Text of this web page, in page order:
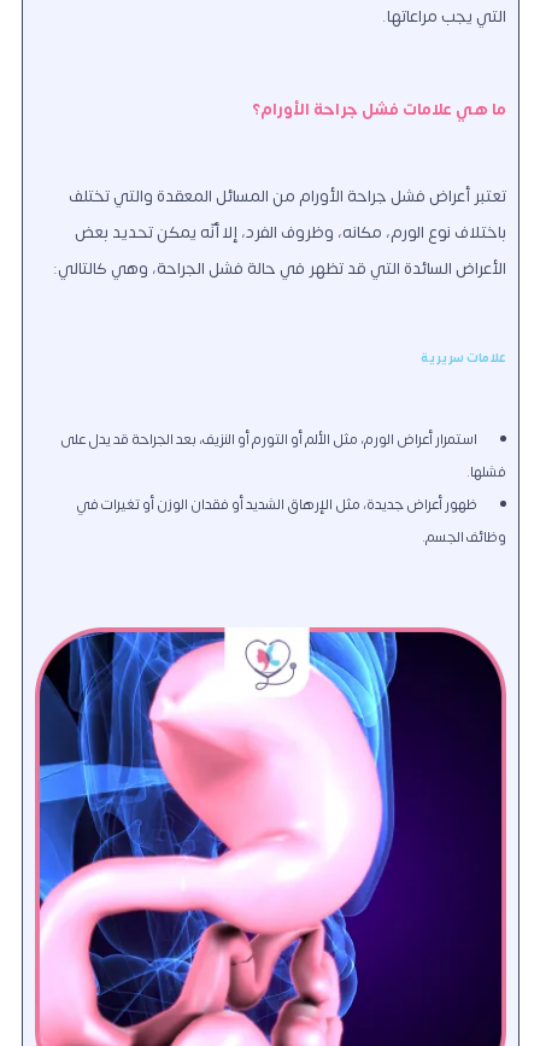
التي يجب مراعاتها.
ما هي علامات فشل جراحة الأورام؟
تعتبر أعراض فشل جراحة الأورام من المسائل المعقدة والتي تختلف
باختلاف نوع الورم، مكانه، وظروف الفرد، إلا أنّه يمكن تحديد بعض
الأعراض السائدة التي قد تظهر في حالة فشل الجراحة، وهي كالتالي:
علامات سريرية
استمرار أعراض الورم، مثل الألم أو التورم أو النزيف، بعد الجراحة قد يدل على
فشلها.
ظهور أعراض جديدة، مثل الإرهاق الشديد أو فقدان الوزن أو تغيرات في
وظائف الجسم.